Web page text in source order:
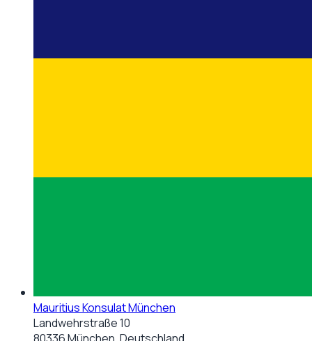
Mauritius Konsulat München
Landwehrstraße 10